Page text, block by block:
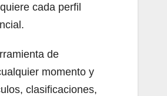
cada perfil
de
momento y
clasificaciones,